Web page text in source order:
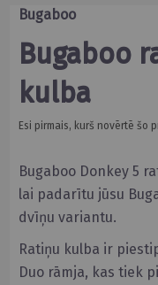
Skip
the
beginning
images
Bugaboo
Bugaboo Donkey 5
lai padarītu jūsu
dvīņu variantu.
Ratiņu kulba ir
Duo rāmja, kas tiek
Bugaboo ratu Donkey 5
kulba
Esi pirmais, kurš novērtē šo